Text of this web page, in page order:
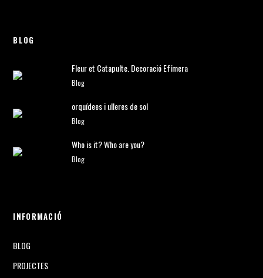
BLOG
Fleur et Catapulte. Decoració Efímera
Blog
orquídees i ulleres de sol
Blog
Who is it? Who are you?
Blog
INFORMACIÓ
BLOG
PROJECTES